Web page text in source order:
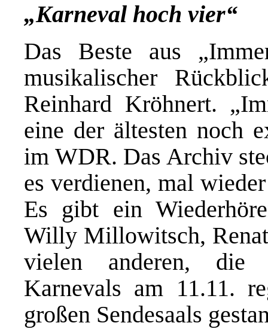
„Karneval hoch vier“
Das Beste aus
musikalischer
Reinhard Kröhnert.
eine der ältesten noch
im WDR. Das Archiv
es verdienen, mal
Es gibt ein
Willy Millowitsch,
vielen anderen, die
Karnevals am 11.11.
großen Sendesaals